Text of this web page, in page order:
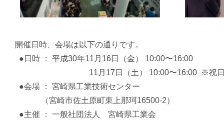
開催日時、会場は以下の通りです。
●日時 ： 平成30年11月16日（金） 10:00〜16:00
11月17日（土） 10:00〜16:00 ※祝
●会場 ： 宮崎県工業技術センター
（宮崎市佐土原町東上那珂16500-2）
●主催 ： 一般社団法人 宮崎県工業会